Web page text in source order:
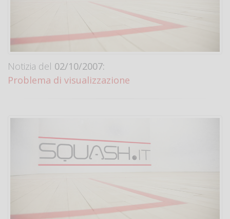
Notizia del 02/10/2007:
Problema di visualizzazione